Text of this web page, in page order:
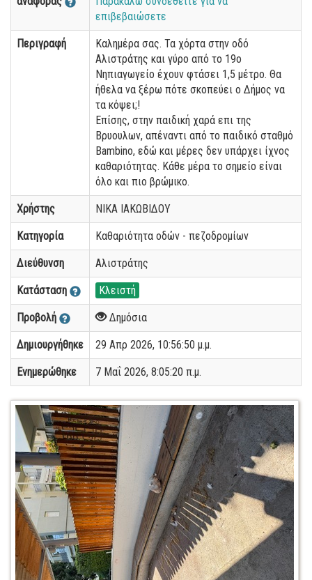
επιβεβαιώσετε
Περιγραφή
Καλημέρα σας. Τα χόρτα στην οδό
Αλιστράτης και γύρο από το 19ο
Νηπιαγωγείο έχουν φτάσει 1,5 μέτρο. Θα
ήθελα να ξέρω πότε σκοπεύει ο Δήμος να
τα κόψει;!
Επίσης, στην παιδική χαρά επι της
Βρυουλων, απέναντι από το παιδικό σταθμό
Bambino, εδώ και μέρες δεν υπάρχει ίχνος
καθαριότητας. Κάθε μέρα το σημείο είναι
όλο και πιο βρώμικο.
Χρήστης ΝΙΚΑ ΙΑΚΩΒΙΔΟΥ
Κατηγορία Καθαριότητα οδών - πεζοδρομίων
Διεύθυνση Αλιστράτης
Κατάσταση Κλειστή
Προβολή Δημόσια
Δημιουργήθηκε 29 Απρ 2026, 10:56:50 μ.μ.
Ενημερώθηκε 7 Μαΐ 2026, 8:05:20 π.μ.